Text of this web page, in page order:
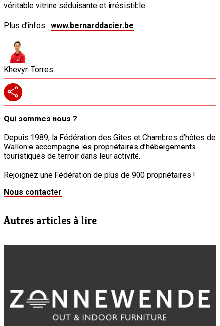
véritable vitrine séduisante et irrésistible.
Plus d’infos : www.bernarddacier.be
Khevyn Torres
Qui sommes nous ?
Depuis 1989, la Fédération des Gîtes et Chambres d’hôtes de
Wallonie accompagne les propriétaires d’hébergements
touristiques de terroir dans leur activité.
Rejoignez une Fédération de plus de 900 propriétaires !
Nous contacter
Autres articles à lire